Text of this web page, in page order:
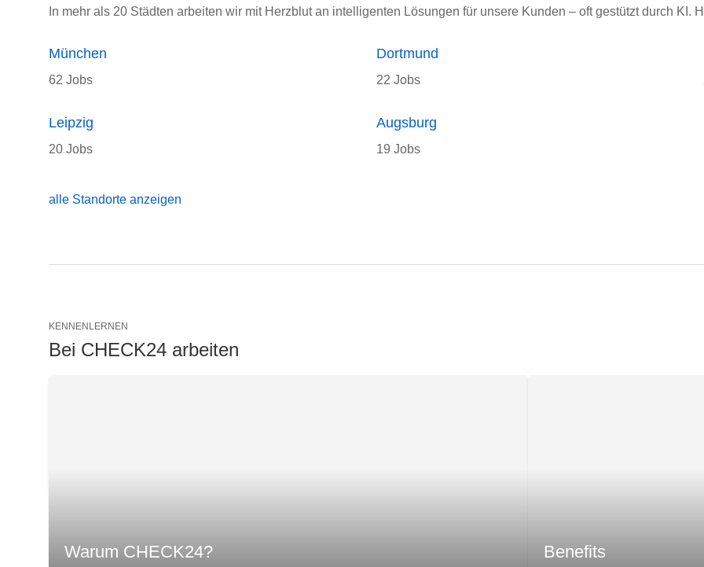
In mehr als 20 Städten arbeiten wir mit Herzblut an intelligenten Lösungen für unsere Kunden – oft gestützt durch
München
62 Jobs
Dortmund
22 Jobs
Leipzig
20 Jobs
Augsburg
19 Jobs
alle Standorte anzeigen
KENNENLERNEN
Bei CHECK24 arbeiten
Warum CHECK24? Benefits